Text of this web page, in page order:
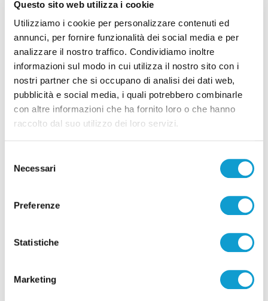
Questo sito web utilizza i cookie
Utilizziamo i cookie per personalizzare contenuti ed
annunci, per fornire funzionalità dei social media e per
analizzare il nostro traffico. Condividiamo inoltre
informazioni sul modo in cui utilizza il nostro sito con i
nostri partner che si occupano di analisi dei dati web,
pubblicità e social media, i quali potrebbero combinarle
con altre informazioni che ha fornito loro o che hanno
raccolto dal suo utilizzo dei loro servizi.
delNecessari
Preferenze
Statistiche
Marketing
Tutti gli articoli
Correlati